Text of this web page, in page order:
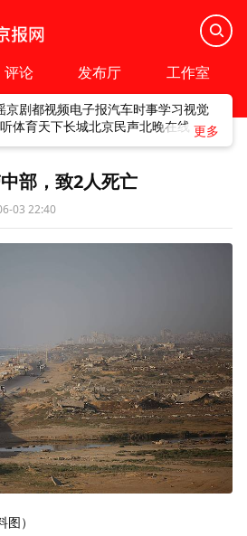
评论 发布厅 工作室
京剧都视频电子报汽车时事学习视觉
体育天下长城北京民声北晚在线
部，致2人死亡
03 22:40
）